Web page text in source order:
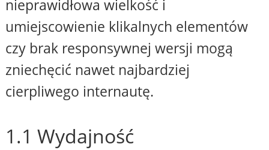
nieprawidłowa wielkość i
umiejscowienie klikalnych elementów
czy brak responsywnej wersji mogą
zniechęcić nawet najbardziej
cierpliwego internautę.
1.1 Wydajność